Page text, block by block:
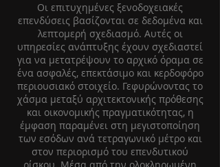
Οι επιτυχημένες ξενοδοχειακές
επενδύσεις βασίζονται σε δεδομένα και
λεπτομερή σχεδιασμό. Αυτές οι
υπηρεσίες ανάπτυξης έχουν σχεδιαστεί
για να μετατρέψουν το αρχικό όραμα σε
ένα ασφαλές, επεκτάσιμο και κερδοφόρο
περιουσιακό στοιχείο. Γεφυρώνοντας το
χάσμα μεταξύ αρχιτεκτονικής πρόθεσης
και οικονομικής πραγματικότητας, η
έμφαση παραμένει στη μεγιστοποίηση
των εσόδων ανά τετραγωνικό μέτρο και
στον περιορισμό του επενδυτικού